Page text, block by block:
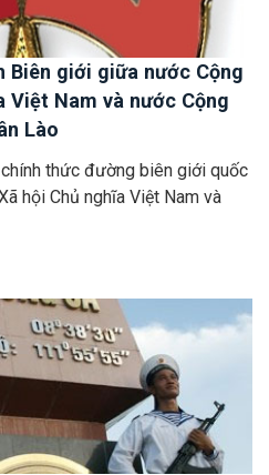
Biên giới giữa nước Cộng
Việt Nam và nước Cộng
Lào
thức đường biên giới quốc
hội Chủ nghĩa Việt Nam và